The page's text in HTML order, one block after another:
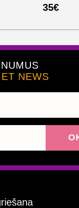
35€
NEWS